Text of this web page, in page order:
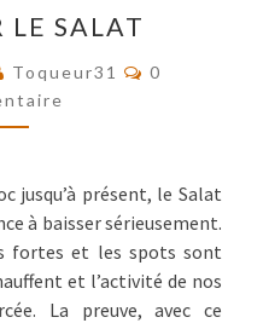
LE SALAT
Toqueur31
0
jusqu’à présent, le Salat
à baisser sérieusement.
fortes et les spots sont
et l’activité de nos
La preuve, avec ce